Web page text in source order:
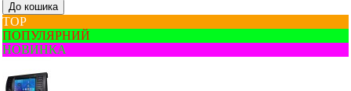
До кошика
ТОР
ПОПУЛЯРНИЙ
НОВИНКА